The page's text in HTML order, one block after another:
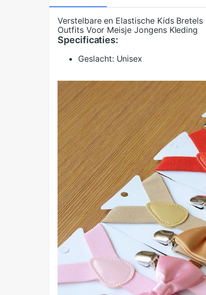
Verstelbare en Elastische Kids
Outfits Voor Meisje Jongens Kleding
Specificaties:
Geslacht: Unisex